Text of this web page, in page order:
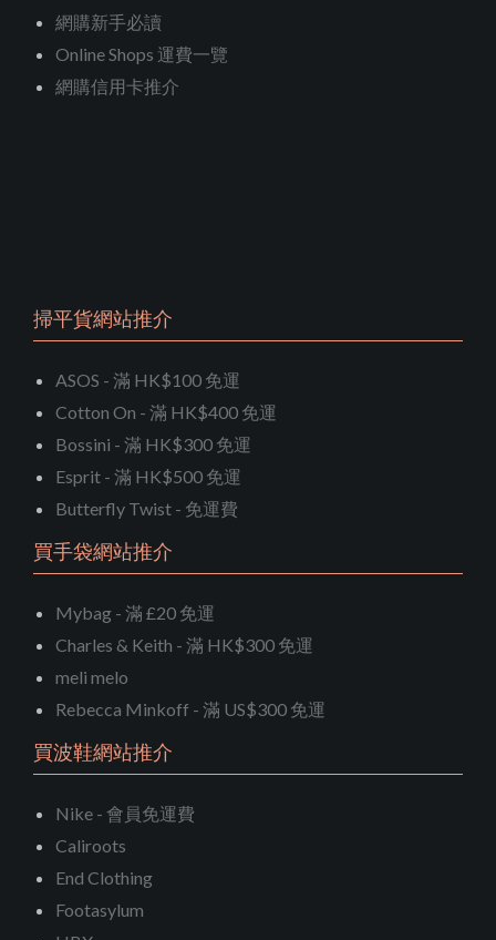
網購新手必讀
Online Shops 運費一覽
網購信用卡推介
掃平貨網站推介
ASOS - 滿 HK$100 免運
Cotton On - 滿 HK$400 免運
Bossini - 滿 HK$300 免運
Esprit - 滿 HK$500 免運
Butterfly Twist - 免運費
買手袋網站推介
Mybag - 滿 £20 免運
Charles & Keith - 滿 HK$300 免運
meli melo
Rebecca Minkoff - 滿 US$300 免運
買波鞋網站推介
Nike - 會員免運費
Caliroots
End Clothing
Footasylum